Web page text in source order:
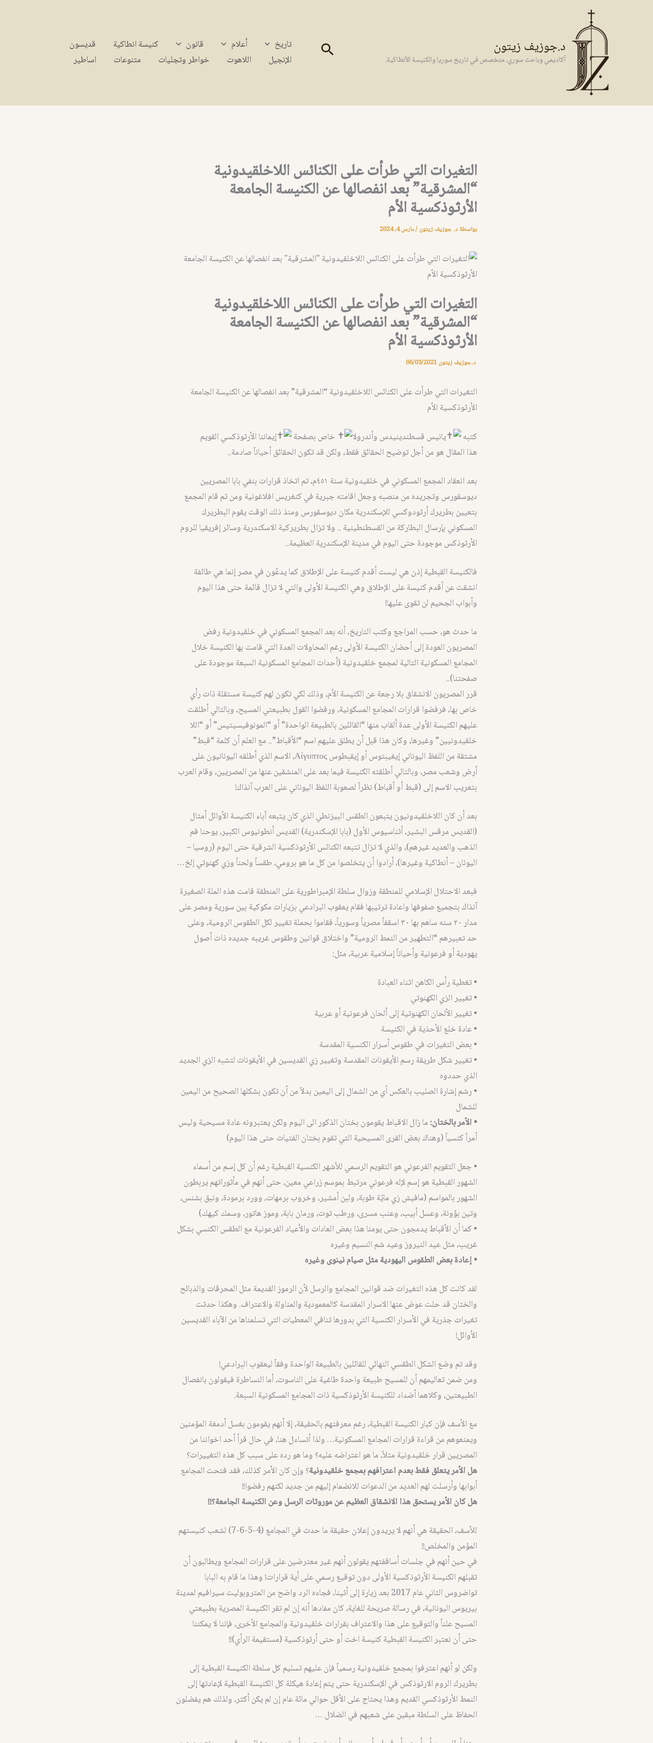
د.جوزيف زيتون
أكاديمي وباحث سوري، متخصص في تاريخ سوريا والكنيسة الأنطاكية. البحث تاريخ أعلام قانون كنيسة انطاكية
قديسون
الإنجيل
اللاهوت خواطر وتجليات متنوعات اساطير
التغيرات التي طرأت على الكنائس اللاخلقيدونية
“المشرقية” بعد انفصالها عن الكنيسة الجامعة
الأرثوذكسية الأم
بواسطةد. جوزيف زيتون/مارس 4, 2024
التغيرات التي طرأت على الكنائس اللاخلقيدونية
“المشرقية” بعد انفصالها عن الكنيسة الجامعة
الأرثوذكسية الأم
د.جوزيف زيتون06/03/2021
التغيرات التي طرأت على الكنائس اللاخلقيدونية “المشرقية” بعد انفصالها عن الكنيسة الجامعة
الأرثوذكسية الأم
كتبه
يانيس قسطندينيدس وأندرولا خاص بصفحة
إيماننا الأرثوذكسي القويم
هذا المقال هو من أجل توضيح الحقائق فقط، ولكن قد تكون الحقائق أحياناً صادمة..
بعد انعقاد المجمع المسكوني في خلقيدونية سنة ٤٥١م، تم اتخاذ قرارات بنفي بابا المصريين
ديوسقورس وتجريده من منصبه وجعل اقامته جبرية في كنغريس افلاغونية ومن ثم قام المجمع
بتعيين بطريرك أرثودوكسي للإسكندرية مكان ديوسقورس ومنذ ذلك الوقت يقوم البطريرك
المسكوني بإرسال البطاركة من القسطنطينية .. ولا تزال بطريركية الاسكندرية وسائر إفريقيا للروم
الأرثوذكس موجودة حتى اليوم في مدينة الإسكندرية العظيمة..
فالكنيسة القبطية إذن هي ليست أقدم كنيسة على الإطلاق كما يدعّون في مصر إنما هي طائفة
انشقت عن أقدم كنيسة على الإطلاق وهي الكنيسة الأولى والتي لا تزال قائمة حتى هذا اليوم
وأبواب الجحيم لن تقوى عليها!
ما حدث هو، حسب المراجع وكتب التاريخ، أنه بعد المجمع المسكوني في خلقيدونية رفض
المصريون العودة إلى أحضان الكنيسة الأولى رغم المحاولات العدة التي قامت بها الكنيسة خلال
المجامع المسكونية التالية لمجمع خلقيدونية (أحداث المجامع المسكونية السبعة موجودة على
صفحتنا)..
قرر المصريون الانشقاق بلا رجعة عن الكنيسة الأم، وذلك لكي تكون لهم كنيسة مستقلة ذات رأي
خاص بها، فرفضوا قرارات المجامع المسكونية، ورفضوا القول بطبيعتي المسيح، وبالتالي أطلقت
عليهم الكنيسة الأولى عدة ألقاب منها “القائلين بالطبيعة الواحدة” أو “المونوفيسيتيس” أو “اللا
خلقيدونيين” وغيرها، وكان هذا قبل أن يطلق عليهم اسم “الأقباط”.. مع العلم أن كلمة “قبط”
مشتقة من اللفظ اليوناني إيغيبتوس أو إيقبطوس Αίγυπτος، الاسم الذي أطلقه اليونانيون على
أرض وشعب مصر، وبالتالي أطلقته الكنيسة فيما بعد على المنشقين عنها من المصريين، وقام العرب
بتعريب الاسم إلى (قبط أو أقباط) نظراً لصعوبة اللفظ اليوناني على العرب آنذاك!
بعد أن كان اللاخلقيدونيون يتبعون الطقس البيزنطي الذي كان يتبعه آباء الكنيسة الأوائل أمثال
(القديس مرقس البشير، أثناسيوس الأول (بابا الإسكندرية) القديس أنطونيوس الكبير، يوحنا فم
الذهب والعديد غيرهم)، والذي لا تزال تتبعه الكنائس الأرثوذكسية الشرقية حتى اليوم (روسيا –
اليونان – أنطاكية وغيرها)، أرادوا أن يتخلصوا من كل ما هو برومي، طقساً ولحناً وزي كهنوتي إلخ…
فبعد الاحتلال الإسلامي للمنطقة وزوال سلطة الإمبراطورية على المنطقة قامت هذه الملة الصغيرة
آنذاك بتجميع صفوفها واعادة ترتيبها فقام يعقوب البرادعي بزيارات مكوكية بين سورية ومصر على
مدار ٢٠ سنه ساهم بها ٣٠ اسقفاً مصرياً وسورياً، فقاموا بحملة تغيير لكل الطقوس الرومية، وعلى
حد تعبيرهم “التطهير من النمط الرومية” واختلاق قوانين وطقوس غريبه جديده ذات أصول
يهودية أو فرعونية وأحياناً إسلامية عربية، مثل:
• تغطية رأس الكاهن اثناء العبادة
• تغيير الزي الكهنوتي
• تغيير الألحان الكهنوتية إلى ألحان فرعونية أو عربية
• عادة خلع الأحذية في الكنيسة
• بعض التغيرات في طقوس أسرار الكنسية المقدسة
• تغيير شكل طريقة رسم الأيقونات المقدسة وتغيير زي القديسين في الأيقونات لتشبه الزي الجديد
الذي حددوه
• رشم إشارة الصليب بالعكس أي من الشمال إلى اليمين بدلاً من أن تكون بشكلها الصحيح من اليمين
للشمال
• الأمر بالختان:ما زال الاقباط يقومون بختان الذكور الى اليوم ولكن يعتبرونه عادة مسيحية وليس
أمراً كنسياً (وهناك بعض القرى المسيحية التي تقوم بختان الفتيات حتى هذا اليوم)
• جعل التقويم الفرعوني هو التقويم الرسمي للأشهر الكنسية القبطية رغم أن كل إسم من أسماء
الشهور القبطية هو إسم لإله فرعوني مرتبط بموسم زراعي معين، حتى أنهم في مأثوراتهم يربطون
الشهور بالمواسم (مافيش زي مايّة طوبة، ولبن أمشير، وخروب برمهات، وورد برمودة، ونبق بشنس،
وتين بؤونة، وعسل أبيب، وعنب مسرى، ورطب توت، ورمان بابة، وموز هاتور، وسمك كيهك)
• كما أن الأقباط يدمجون حتى يومنا هذا بعض العادات والأعياد الفرعونية مع الطقس الكنسي بشكل
غريب، مثل عيد النيروز وعيد شم النسيم وغيره
• إعادة بعض الطقوس اليهودية مثل صيام نينوى وغيره
لقد كانت كل هذه التغيرات ضد قوانين المجامع والرسل لأن الرموز القديمة مثل المحرقات والذبائح
والختان قد حلت عوض عنها الاسرار المقدسة كالمعمودية والمناولة والاعتراف. وهكذا حدثت
تغيرات جذرية في الأسرار الكنسية التي بدورها تنافي المعطيات التي تسلمناها من الآباء القديسين
الأوائل!
وقد تم وضع الشكل الطقسي النهائي للقائلين بالطبيعة الواحدة وفقاً ليعقوب البرادعي!
ومن ضمن تعاليمهم أن للمسيح طبيعة واحدة طاغية على الناسوت، أما النساطرة فيقولون بانفصال
الطبيعتين، وكلاهما أضداد للكنيسة الأرثوذكسية ذات المجامع المسكونية السبعة.
مع الأسف فإن كبار الكنيسة القبطية، رغم معرفتهم بالحقيقة، إلا أنهم يقومون بغسل أدمغة المؤمنين
ويمنعوهم من قراءة قرارات المجامع المسكونية… ولذا أتساءل هنا، في حال قرأ أحد اخواننا من
المصريين قرار خلقيدونية مثلاً، ما هو اعتراضه عليه؟ وما هو رده على سبب كل هذه التغييرات؟
هل الأمر يتعلق فقط بعدم اعترافهم بمجمع خلقيدونية؟ وإن كان الأمر كذلك، فقد فتحت المجامع
أبوابها وأرسلت لهم العديد من الدعوات للانضمام إليهم من جديد لكنهم رفضوا!!
هل كان الأمر يستحق هذا الانشقاق العظيم عن موروثات الرسل وعن الكنيسة الجامعة؟!!
للأسف، الحقيقة هي أنهم لا يريدون إعلان حقيقة ما حدث في المجامع (4-5-6-7) لشعب كنيستهم
المؤمن والمخلص!!
في حين أنهم في جلسات أساقفتهم يقولون أنهم غير معترضين على قرارات المجامع ويطالبون أن
تقبلهم الكنيسة الأرثوذكسية الأولى دون توقيع رسمي على أية قرارات! وهذا ما قام به البابا
تواضروس الثاني عام 2017 بعد زيارة إلى أثينا، فجاءه الرد واضح من المتروبوليت سيرافيم لمدينة
بيريوس اليونانية، في رسالة صريحة للغاية، كان مفادها أنه إن لم تقر الكنيسة المصرية بطبيعتي
المسيح علناً والتوقيع على هذا والاعتراف بقرارات خلقيدونية والمجامع الأخرى، فإننا لا يمكننا
حتى أن نعتبر الكنيسة القبطية كنيسة اخت أو حتى أرثوذكسية (مستقيمة الرأي)!!
ولكن لو أنهم اعترفوا بمجمع خلقيدونية رسمياً فإن عليهم تسليم كل سلطة الكنيسة القبطية إلى
بطريرك الروم الارثوذكس في الإسكندرية حتى يتم إعادة هيكلة كل الكنيسة القبطية لإعادتها إلى
النمط الأرثوذكسي القديم وهذا يحتاج على الأقل حوالي مائة عام إن لم يكن أكثر، ولذلك هم يفضلون
الحفاظ على السلطة مبقين على شعبهم في الضلال …